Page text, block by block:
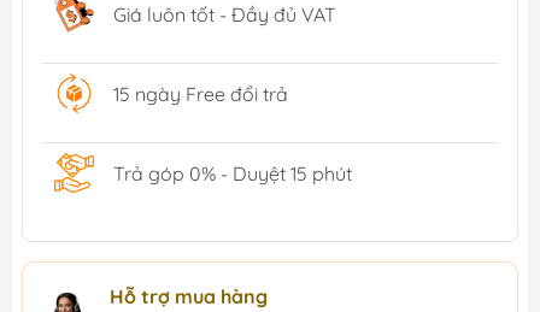
Giá luôn tốt - Đầy đủ VAT
15 ngày Free đổi trả
Trả góp 0% - Duyệt 15 phút
Hỗ trợ mua hàng